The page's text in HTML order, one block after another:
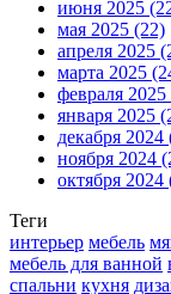
июня 2025
мая 2025 (22)
апреля 2025
марта 2025
февраля 2025
января 2025
декабря 2024
ноября 2024
октября 2024
Теги
интерьер мебель
мебель для ванной
спальни кухня